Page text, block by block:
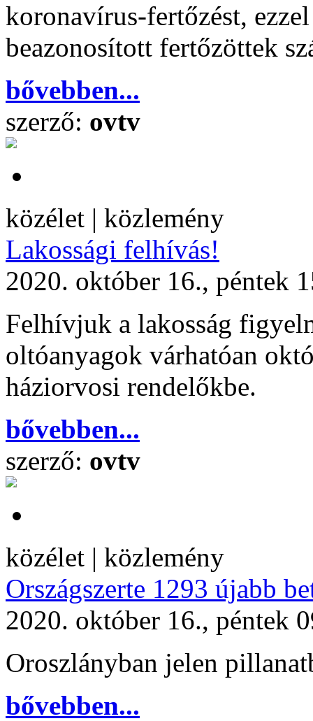
koronavírus-fertőzést,
beazonosított fertőzöttek
bővebben...
szerző: ovtv
közélet | közlemény
Lakossági felhívás!
2020. október 16., péntek
Felhívjuk a lakosság
oltóanyagok várhatóan
háziorvosi rendelőkbe.
bővebben...
szerző: ovtv
közélet | közlemény
Országszerte 1293 újabb
2020. október 16., péntek
Oroszlányban jelen
bővebben...